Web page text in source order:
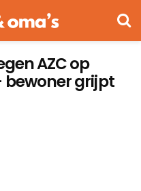
AZC op
grijpt